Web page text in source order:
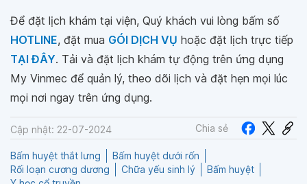
Để đặt lịch khám tại viện, Quý khách vui lòng bấm số
HOTLINE, đặt mua GÓI DỊCH VỤ hoặc đặt lịch trực tiếp
TẠI ĐÂY. Tải và đặt lịch khám tự động trên ứng dụng
My Vinmec để quản lý, theo dõi lịch và đặt hẹn mọi lúc
mọi nơi ngay trên ứng dụng.
Cập nhật: 22-07-2024 Chia sẻ
Bấm huyệt thắt lưng
Bấm huyệt dưới rốn
Rối loạn cương dương
Chữa yếu sinh lý
Bấm huyệt